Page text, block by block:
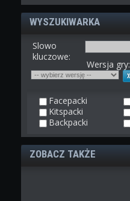
WYSZUKIWARKA
Slowo
kluczowe:
Wersja gry:
Facepacki
Kitspacki
Backpacki
ZOBACZ TAKŻE